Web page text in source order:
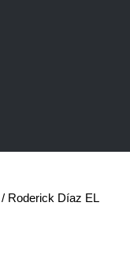
/ Roderick Díaz EL